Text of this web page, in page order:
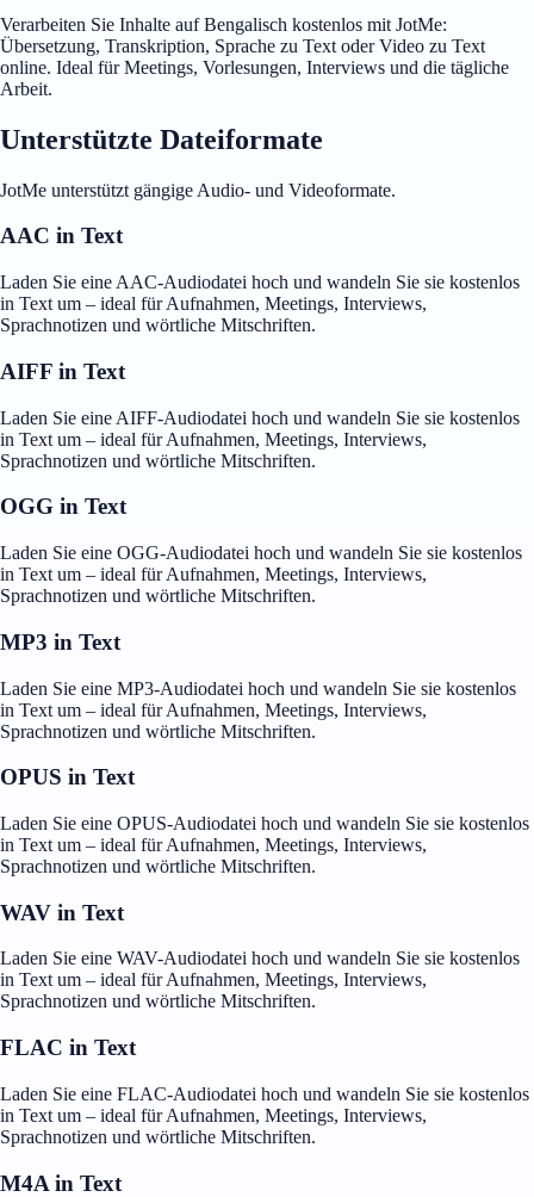
Verarbeiten Sie Inhalte auf Bengalisch kostenlos mit JotMe:
Übersetzung, Transkription, Sprache zu Text oder Video zu Text
online. Ideal für Meetings, Vorlesungen, Interviews und die tägliche
Arbeit.
Unterstützte Dateiformate
JotMe unterstützt gängige Audio- und Videoformate.
AAC in Text
Laden Sie eine AAC-Audiodatei hoch und wandeln Sie sie kostenlos
in Text um – ideal für Aufnahmen, Meetings, Interviews,
Sprachnotizen und wörtliche Mitschriften.
AIFF in Text
Laden Sie eine AIFF-Audiodatei hoch und wandeln Sie sie kostenlos
in Text um – ideal für Aufnahmen, Meetings, Interviews,
Sprachnotizen und wörtliche Mitschriften.
OGG in Text
Laden Sie eine OGG-Audiodatei hoch und wandeln Sie sie kostenlos
in Text um – ideal für Aufnahmen, Meetings, Interviews,
Sprachnotizen und wörtliche Mitschriften.
MP3 in Text
Laden Sie eine MP3-Audiodatei hoch und wandeln Sie sie kostenlos
in Text um – ideal für Aufnahmen, Meetings, Interviews,
Sprachnotizen und wörtliche Mitschriften.
OPUS in Text
Laden Sie eine OPUS-Audiodatei hoch und wandeln Sie sie kostenlos
in Text um – ideal für Aufnahmen, Meetings, Interviews,
Sprachnotizen und wörtliche Mitschriften.
WAV in Text
Laden Sie eine WAV-Audiodatei hoch und wandeln Sie sie kostenlos
in Text um – ideal für Aufnahmen, Meetings, Interviews,
Sprachnotizen und wörtliche Mitschriften.
FLAC in Text
Laden Sie eine FLAC-Audiodatei hoch und wandeln Sie sie kostenlos
in Text um – ideal für Aufnahmen, Meetings, Interviews,
Sprachnotizen und wörtliche Mitschriften.
M4A in Text